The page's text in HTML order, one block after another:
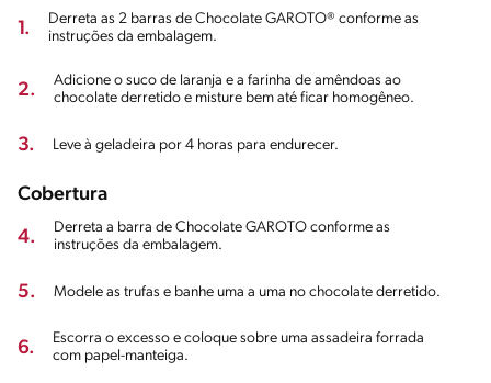
1.
Derreta as 2 barras de Chocolate GAROTO® conforme as
instruções da embalagem.
2.
Adicione o suco de laranja e a farinha de amêndoas ao
chocolate derretido e misture bem até ficar homogêneo.
3. Leve à geladeira por 4 horas para endurecer.
Cobertura
4.
Derreta a barra de Chocolate GAROTO conforme as
instruções da embalagem.
5. Modele as trufas e banhe uma a uma no chocolate derretido.
6.
Escorra o excesso e coloque sobre uma assadeira forrada
com papel-manteiga.